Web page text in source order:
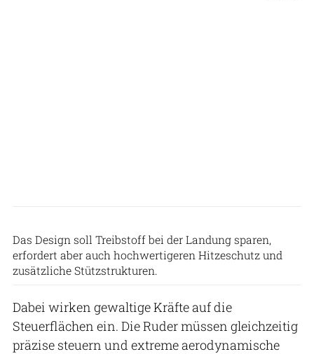
Das Design soll Treibstoff bei der Landung sparen,
erfordert aber auch hochwertigeren Hitzeschutz und
zusätzliche Stützstrukturen.
Dabei wirken gewaltige Kräfte auf die
Steuerflächen ein. Die Ruder müssen gleichzeitig
präzise steuern und extreme aerodynamische